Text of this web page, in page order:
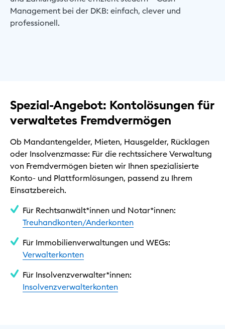
Management bei der DKB: einfach, clever und
professionell.
Spezial-Angebot: Kontolösungen für
verwaltetes Fremdvermögen
Ob Mandantengelder, Mieten, Hausgelder, Rücklagen
oder Insolvenzmasse: Für die rechtssichere Verwaltung
von Fremdvermögen bieten wir Ihnen spezialisierte
Konto- und Plattformlösungen, passend zu Ihrem
Einsatzbereich.
Für Rechtsanwält*innen und Notar*innen:
Treuhandkonten/Anderkonten
Für Immobilienverwaltungen und WEGs:
Verwalterkonten
Für Insolvenzverwalter*innen:
Insolvenzverwalterkonten